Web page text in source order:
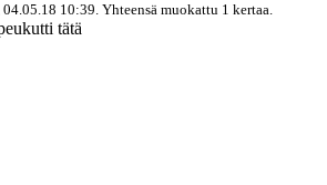
04.05.18 10:39. Yhteensä muokattu 1 kertaa.
tätä